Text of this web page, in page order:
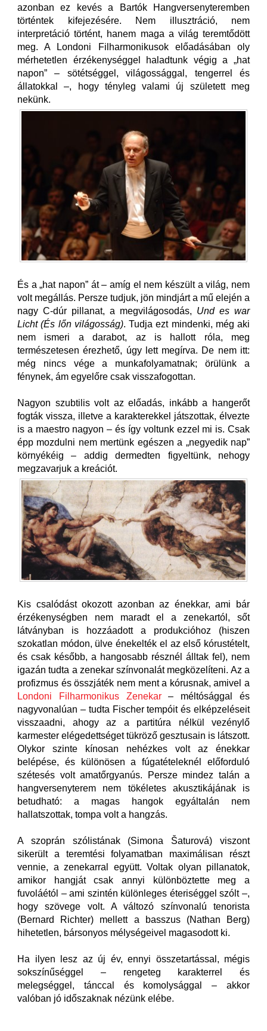
azonban ez kevés a Bartók Hangversenyteremben
történtek kifejezésére. Nem illusztráció, nem
interpretáció történt, hanem maga a világ teremtődött
meg. A Londoni Filharmonikusok előadásában oly
mérhetetlen érzékenységgel haladtunk végig a „hat
napon” – sötétséggel, világossággal, tengerrel és
állatokkal –, hogy tényleg valami új született meg
nekünk.
És a „hat napon” át – amíg el nem készült a világ, nem
volt megállás. Persze tudjuk, jön mindjárt a mű elején a
nagy C-dúr pillanat, a megvilágosodás, Und es war
Licht (És lőn világosság). Tudja ezt mindenki, még aki
nem ismeri a darabot, az is hallott róla, meg
természetesen érezhető, úgy lett megírva. De nem itt:
még nincs vége a munkafolyamatnak; örülünk a
fénynek, ám egyelőre csak visszafogottan.
Nagyon szubtilis volt az előadás, inkább a hangerőt
fogták vissza, illetve a karakterekkel játszottak, élvezte
is a maestro nagyon – és így voltunk ezzel mi is. Csak
épp mozdulni nem mertünk egészen a „negyedik nap”
környékéig – addig dermedten figyeltünk, nehogy
megzavarjuk a kreációt.
Kis csalódást okozott azonban az énekkar, ami bár
érzékenységben nem maradt el a zenekartól, sőt
látványban is hozzáadott a produkcióhoz (hiszen
szokatlan módon, ülve énekelték el az első kórustételt,
és csak később, a hangosabb résznél álltak fel), nem
igazán tudta a zenekar színvonalát megközelíteni. Az a
profizmus és összjáték nem ment a kórusnak, amivel a
Londoni Filharmonikus Zenekar– méltósággal és
nagyvonalúan – tudta Fischer tempóit és elképzeléseit
visszaadni, ahogy az a partitúra nélkül vezénylő
karmester elégedettséget tükröző gesztusain is látszott.
Olykor szinte kínosan nehézkes volt az énekkar
belépése, és különösen a fúgatételeknél előforduló
szétesés volt amatőrgyanús. Persze mindez talán a
hangversenyterem nem tökéletes akusztikájának is
betudható: a magas hangok egyáltalán nem
hallatszottak, tompa volt a hangzás.
A szoprán szólistának (Simona Šaturová) viszont
sikerült a teremtési folyamatban maximálisan részt
vennie, a zenekarral együtt. Voltak olyan pillanatok,
amikor hangját csak annyi különböztette meg a
fuvoláétól – ami szintén különleges éteriséggel szólt –,
hogy szövege volt. A változó színvonalú tenorista
(Bernard Richter) mellett a basszus (Nathan Berg)
hihetetlen, bársonyos mélységeivel magasodott ki.
Ha ilyen lesz az új év, ennyi összetartással, mégis
sokszínűséggel – rengeteg karakterrel és
melegséggel, tánccal és komolysággal – akkor
valóban jó időszaknak nézünk elébe.